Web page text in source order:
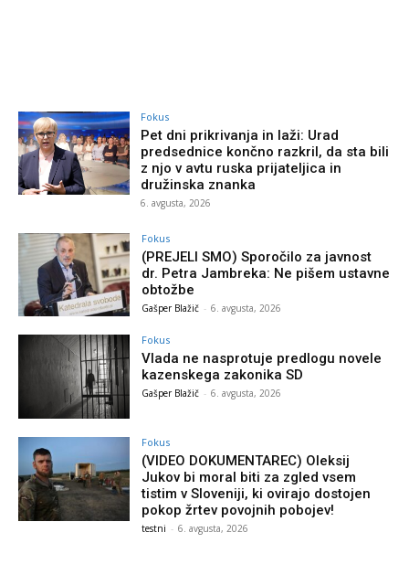
Fokus
Pet dni prikrivanja in laži: Urad
predsednice končno razkril, da sta bili
z njo v avtu ruska prijateljica in
družinska znanka
6. avgusta, 2026
Fokus
(PREJELI SMO) Sporočilo za javnost
dr. Petra Jambreka: Ne pišem ustavne
obtožbe
Gašper Blažič - 6. avgusta, 2026
Fokus
Vlada ne nasprotuje predlogu novele
kazenskega zakonika SD
Gašper Blažič - 6. avgusta, 2026
Fokus
(VIDEO DOKUMENTAREC) Oleksij
Jukov bi moral biti za zgled vsem
tistim v Sloveniji, ki ovirajo dostojen
pokop žrtev povojnih pobojev!
testni - 6. avgusta, 2026